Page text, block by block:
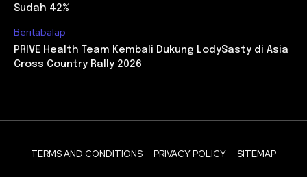
Sudah 42%
Beritabalap
PRIVE Health Team Kembali Dukung LodySasty di Asia
Cross Country Rally 2026
TERMS AND CONDITIONS PRIVACY POLICY SITEMAP